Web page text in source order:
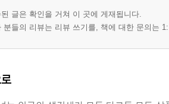
하는 건 현실이 아니라 믿음이다 | 내
된 글은 확인을 거쳐 이 곳에 게재됩니다.
분들의 리뷰는 리뷰 쓰기를, 책에 대한 문의는